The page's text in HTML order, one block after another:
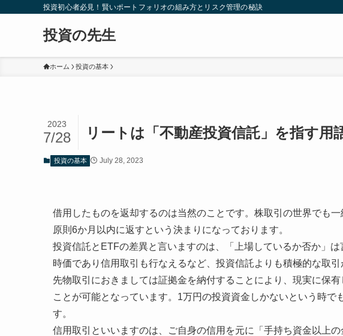
投資初心者必見！賢いポートフォリオの組み方とリスク管理の秘訣
投資の先生
ホーム 投資の基本
リートは「不動産投資信託」を指す用
2023
7/28
投資の基本 July 28, 2023
借用したものを返却するのは当然のことです。株取引の世界でも
原則6か月以内に返すという決まりになっております。
投資信託とETFの差異と言いますのは、「上場しているか否か」
時価であり信用取引も行なえるなど、投資信託よりも積極的な取引
先物取引におきましては証拠金を納付することにより、現実に保
ことが可能となっています。1万円の投資資金しかないという時
す。
信用取引といいますのは、ご自身の信用を元に「手持ち資金以上